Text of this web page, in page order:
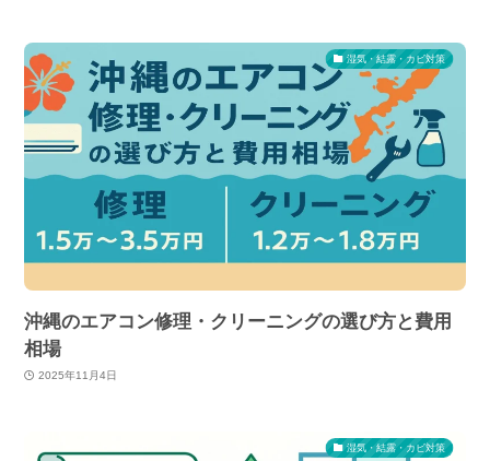
湿気・結露・カビ対策
沖縄のエアコン修理・クリーニングの選び方と費用
相場
2025年11月4日
湿気・結露・カビ対策